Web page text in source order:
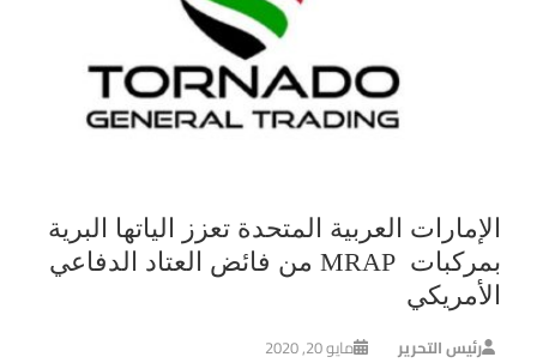
الإمارات العربية المتحدة تعزز الياتها البرية
بمركبات MRAP من فائض العتاد الدفاعي
الأمريكي
رئيس التحرير مايو 20, 2020